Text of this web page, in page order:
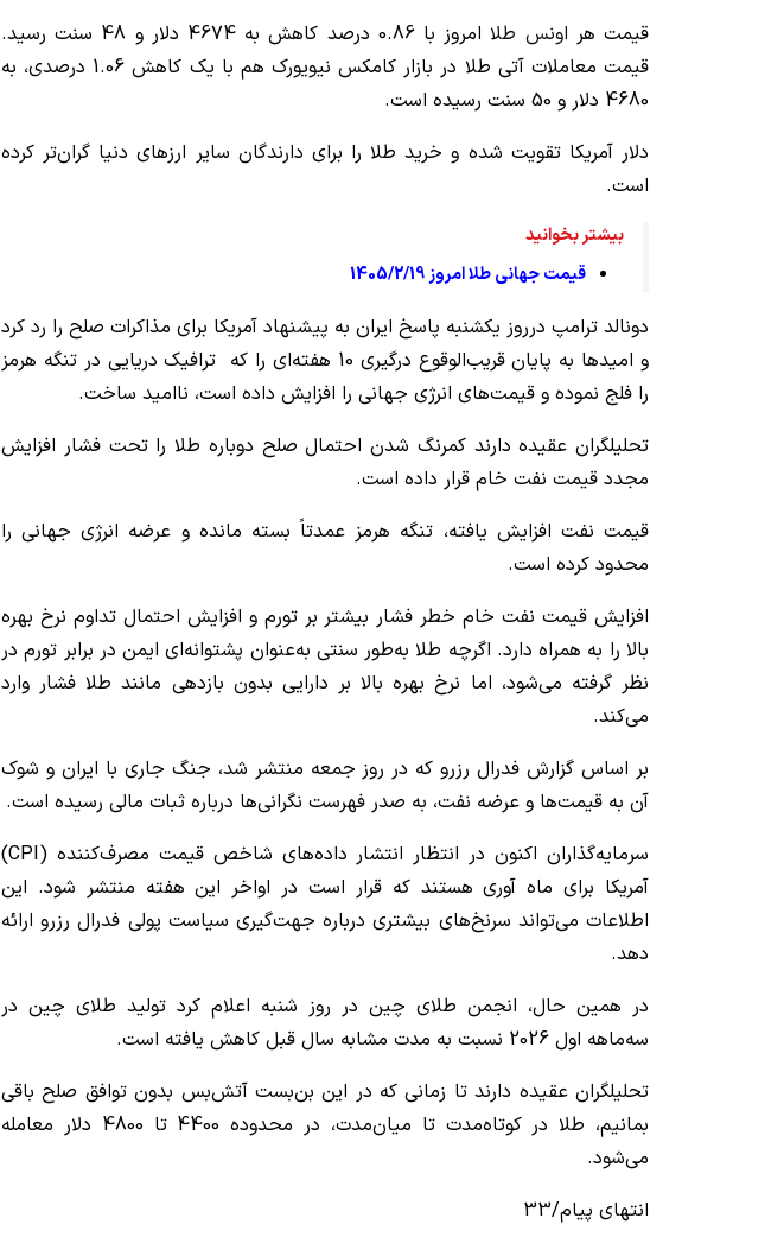
قیمت هر اونس طلا
امروز با 0.86 درصد کاهش به 4674 دلار و 48 سنت رسید.
قیمت معاملات آتی طلا در بازار کامکس نیویورک هم با یک کاهش 1.06 درصدی، به
4680 دلار و 50 سنت رسیده است.
دلار آمریکا تقویت شده و خرید طلا را برای دارندگان سایر ارزهای دنیا گران‌تر کرده
است.
بیشتر بخوانید
قیمت جهانی طلا امروز 1405/2/19
دونالد ترامپ درروز یکشنبه پاسخ ایران به پیشنهاد آمریکا برای مذاکرات صلح را رد کرد
و امیدها به پایان قریب‌الوقوع درگیری 10 هفته‌ای را که ترافیک دریایی در تنگه هرمز
را فلج نموده و قیمت‌های انرژی جهانی را افزایش داده است، ناامید ساخت.
تحلیلگران عقیده دارند کمرنگ شدن احتمال صلح دوباره طلا را تحت فشار افزایش
مجدد قیمت نفت خام قرار داده است.
قیمت نفت افزایش یافته، تنگه هرمز عمدتاً بسته مانده و عرضه انرژی جهانی را
محدود کرده است.
افزایش قیمت نفت خام خطر فشار بیشتر بر تورم و افزایش احتمال تداوم نرخ بهره
بالا را به همراه دارد. اگرچه طلا به‌طور سنتی به‌عنوان پشتوانه‌ای ایمن در برابر تورم در
نظر گرفته می‌شود، اما نرخ بهره بالا بر دارایی بدون بازدهی مانند طلا فشار وارد
می‌کند.
بر اساس گزارش فدرال رزرو که در روز جمعه منتشر شد، جنگ جاری با ایران و شوک
آن به قیمت‌ها و عرضه نفت، به صدر فهرست نگرانی‌ها درباره ثبات مالی رسیده است.
سرمایه‌گذاران اکنون در انتظار انتشار داده‌های شاخص قیمت مصرف‌کننده (CPI)
آمریکا برای ماه آوری هستند که قرار است در اواخر این هفته منتشر شود. این
اطلاعات می‌تواند سرنخ‌های بیشتری درباره جهت‌گیری سیاست پولی فدرال رزرو ارائه
دهد.
در همین حال، انجمن طلای چین در روز شنبه اعلام کرد تولید طلای چین در
سه‌ماهه اول 2026 نسبت به مدت مشابه سال قبل کاهش یافته است.
تحلیلگران عقیده دارند تا زمانی که در این بن‌بست آتش‌بس بدون توافق صلح باقی
بمانیم، طلا در کوتاه‌مدت تا میان‌مدت، در محدوده 4400 تا 4800 دلار معامله
می‌شود.
انتهای پیام/33